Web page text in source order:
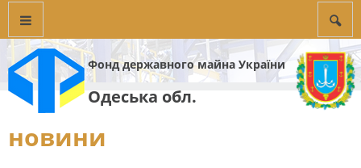
Фонд державного майна України
Одеська обл.
новини